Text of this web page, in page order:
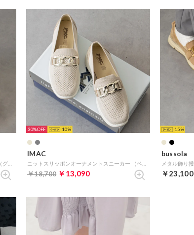
30% 10
IMAC
￥18,700 ￥13,090
15
bussola
￥23,100